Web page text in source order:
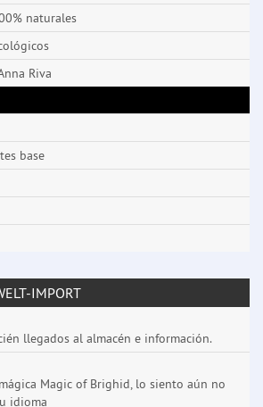
naturales
Riva
base
IMPORT
llegados al almacén e información.
Magic of Brighid, lo siento aún no
idioma